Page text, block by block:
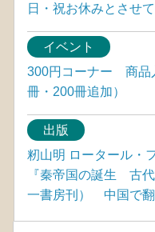
日・祝お休みとさせ
イベント
300円コーナー 商品
冊・200冊追加）
出版
籾山明 ロータール・
『秦帝国の誕生 古
一書房刊） 中国で翻